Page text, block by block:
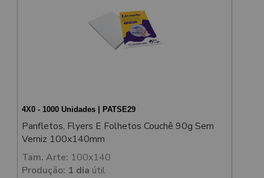
4X0 - 1000 Unidades | PATSE29
Panfletos, Flyers E Folhetos Couchê 90g Sem
Verniz 100x140mm
Tam. Arte: 100x140
Produção: 1 dia útil